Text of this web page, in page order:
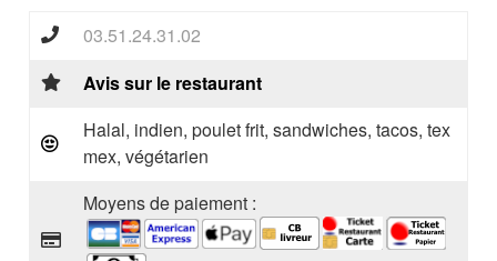
03.51.24.31.02
Avis sur le restaurant
Halal, indien, poulet frit, sandwiches, tacos, tex
mex, végétarien
Moyens de paiement :